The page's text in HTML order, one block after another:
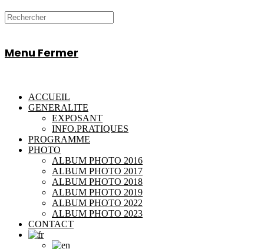
Menu Fermer
ACCUEIL
GENERALITE
EXPOSANT
INFO.PRATIQUES
PROGRAMME
PHOTO
ALBUM PHOTO 2016
ALBUM PHOTO 2017
ALBUM PHOTO 2018
ALBUM PHOTO 2019
ALBUM PHOTO 2022
ALBUM PHOTO 2023
CONTACT